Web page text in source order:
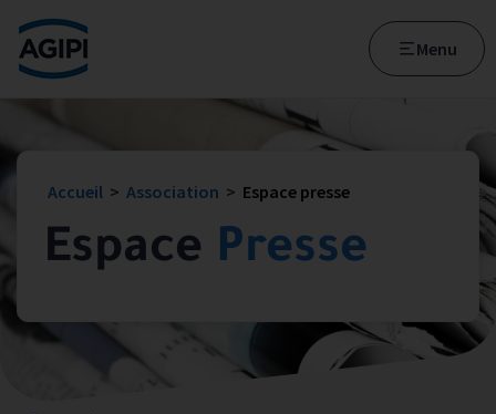
Accès au menu
Accès au contenu principal
Menu
Accueil > Association > Espace presse
Espace Presse